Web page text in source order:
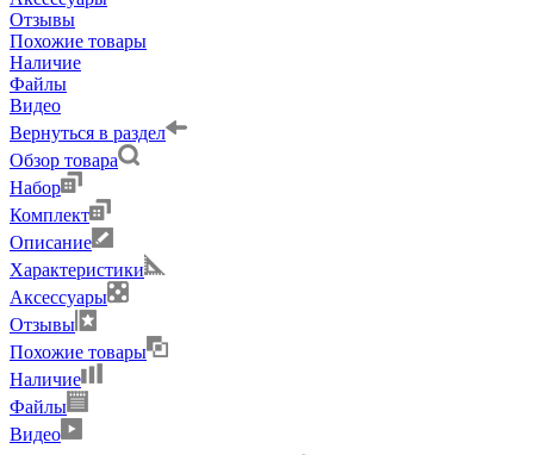
Отзывы
Похожие товары
Наличие
Файлы
Видео
Вернуться в раздел
Обзор товара
Набор
Комплект
Описание
Характеристики
Аксессуары
Отзывы
Похожие товары
Наличие
Файлы
Видео